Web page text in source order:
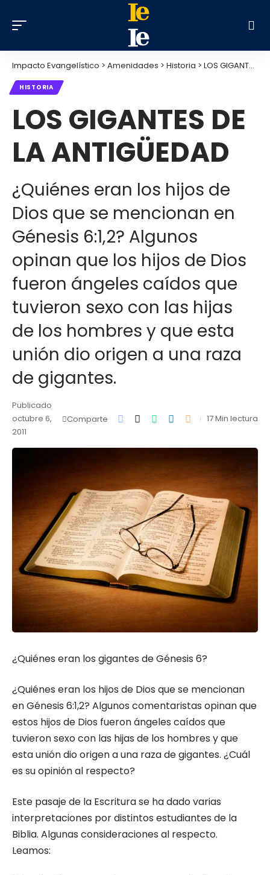
Impacto Evangelístico > Amenidades > Historia > LOS GIGANTES DE LA ANTIGÜEDAD
HISTORIA
LOS GIGANTES DE
LA ANTIGÜEDAD
¿Quiénes eran los hijos de
Dios que se mencionan en
Génesis 6:1,2? Algunos
opinan que los hijos de Dios
fueron ángeles caídos que
tuvieron sexo con las hijas
de los hombres y que esta
unión dio origen a una raza
de gigantes.
Publicado
octubre 6,
2011
Comparte 17 Min lectura
¿Quiénes eran los gigantes de Génesis 6?
¿Quiénes eran los hijos de Dios que se mencionan
en Génesis 6:1,2? Algunos comentaristas opinan que
estos hijos de Dios fueron ángeles caídos que
tuvieron sexo con las hijas de los hombres y que
esta unión dio origen a una raza de gigantes. ¿Cuál
es su opinión al respecto?
Este pasaje de la Escritura se ha dado varias
interpretaciones por distintos estudiantes de la
Biblia. Algunas consideraciones al respecto.
Leamos: